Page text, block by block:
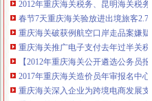
春节7天重庆海关验放进出境旅客
重庆海关破获例航空口岸走品案嫌疑
重庆海关推广电子支付去年过半关税
【2012年重庆海关公开遴选公务员报
2017年重庆海关造价员年审报名中心
重庆海关深入企业为跨境电商发展支
重庆海关支持璧山工业园设保税仓